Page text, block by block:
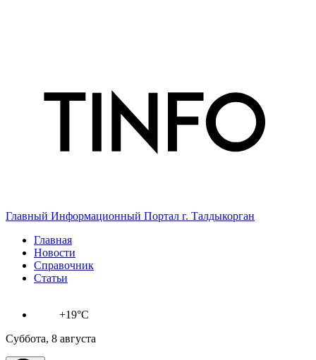
Главный Информационный Портал г. Талдыкорган
Главная
Новости
Справочник
Статьи
+19°C
Суббота, 8 августа